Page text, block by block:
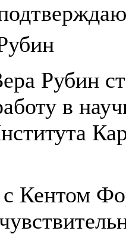
Рубин
в
Кентом